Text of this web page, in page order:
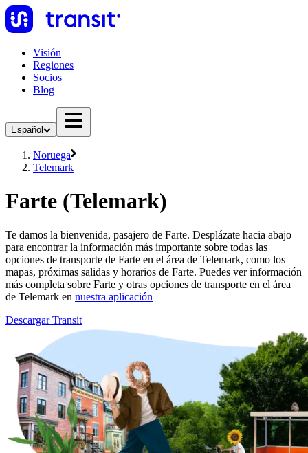
Visión
Regiones
Socios
Blog
Español
Noruega
Telemark
Farte (Telemark)
Te damos la bienvenida, pasajero de Farte. Desplázate hacia abajo
para encontrar la información más importante sobre todas las
opciones de transporte de Farte en el área de Telemark, como los
mapas, próximas salidas y horarios de Farte. Puedes ver información
más completa sobre Farte y otras opciones de transporte en el área
de Telemark en nuestra aplicación
Descargar Transit